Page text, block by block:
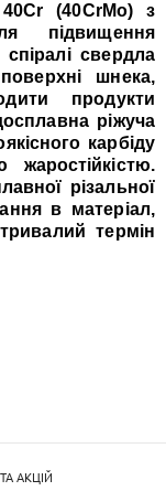
40Cr (40CrMo) з
підвищення
свердла
шнека,
продукти
ріжуча
карбіду
різальної
в матеріал,
термін
АКЦІЙ